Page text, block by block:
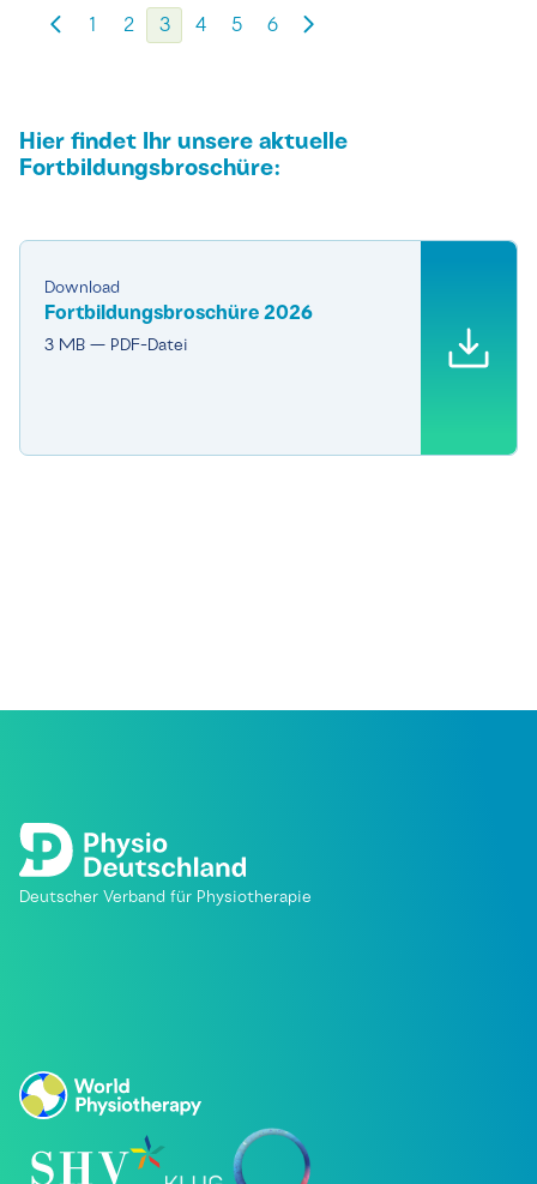
1 2 3 4 5 6
Hier findet Ihr unsere aktuelle
Fortbildungsbroschüre:
Download
Fortbildungsbroschüre 2026
3 MB — PDF-Datei
Deutscher Verband für Physiotherapie